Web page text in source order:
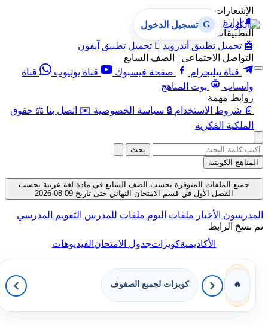
الإشعارات
🔔 إدارة الإشعارات
التطبيقات
🤖 تحميل تطبيق أندرويد  تحميل تطبيق آيفون
التواصل الاجتماعي | الصف السابع
قناة تيليجرام
صفحة فيسبوك قناة يوتيوب
قناة
واتساب
بوت المناهج
روابط مهمة
📄 شروط الاستخدام 🔒 سياسة الخصوصية ✉️ اتصل بنا ⚖️ حقوق
الملكية الفكرية
G تسجيل الدخول
بحث
المناهج الكويتية
جميع الملفات المتوفرة بحسب الصف السابع في مادة لغة عربية بحسب
الفصل الأول في قسم الامتحان النهائي حتى تاريخ 09-08-2026
المدرسون الأخبار ملفات اليوم ملفات للمدرس التقويم المدرسي
تم نسخ الرابط
الأكاديميةكويزاتجدول الامتحانالفيديوهات
🔥 كويزات لجميع الصفوف